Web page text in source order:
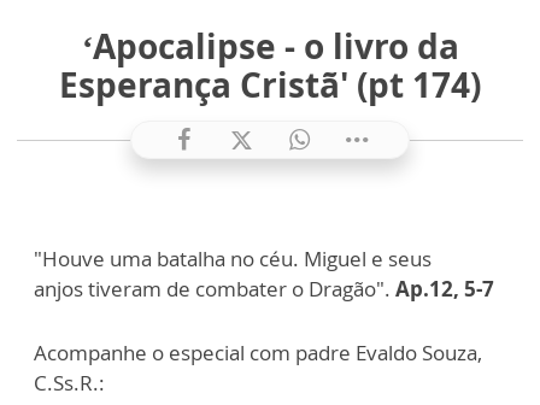
‘Apocalipse - o livro da
Esperança Cristã' (pt 174)
"Houve uma batalha no céu. Miguel e seus
anjos tiveram de combater o Dragão". Ap.12, 5-7
Acompanhe o especial com padre Evaldo Souza,
C.Ss.R.: